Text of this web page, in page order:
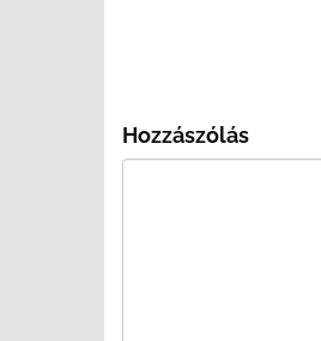
Hozzászólás